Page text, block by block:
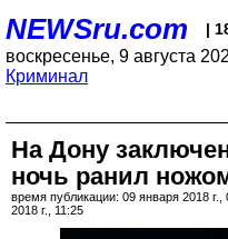
NEWSru.com |
воскресенье, 9 августа
Криминал
На Дону
ночь ранил
время публикации: 09 января 2018
2018 г., 11:25